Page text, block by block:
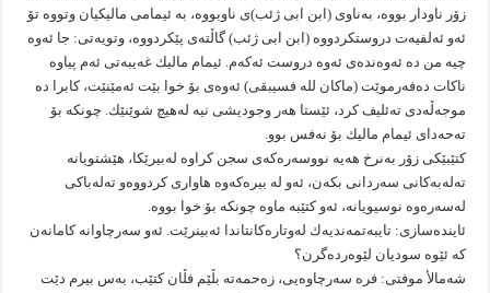
زۆر ناودار بووه‌، به‌ناوى (ابن ابی ژئب)ى ناوبووه‌، به‌ ئیمامى مالیكیان وتووه‌ تۆ
ئه‌و ئه‌لفیه‌ت دروستكردووه‌ (ابن ابی ژئب) گاڵته‌ى پێكردووه‌، وتویه‌تى: جا ئه‌وه‌
چیه‌ من ده‌ ئه‌وه‌نده‌ى ئه‌وه‌ دروست ئه‌كه‌م. ئیمام مالیك غه‌یبه‌تى ئه‌م پیاوه‌
ناكات ده‌فه‌رموێت (ماكان لله فسیبقى) ئه‌وه‌ى بۆ خوا بێت ئه‌مێنێت، كابرا ده‌
موجه‌ڵه‌دى ته‌ئلیف كرد، ئێستا هه‌ر وجودیشى نیه‌ له‌هیچ شوێنێك. چونكه‌ بۆ
ته‌حه‌داى ئیمام مالیك بۆ نه‌فس بوو.
كتێبێكى زۆر به‌نرخ هه‌یه‌ نووسه‌ره‌كه‌ى سجن كراوه‌ له‌بیرێكا، هێشتویانه‌
ته‌له‌به‌كانى سه‌ردانى بكه‌ن، ئه‌و له‌ بیره‌كه‌وه‌ هاوارى كردووه‌و ته‌له‌باكى
له‌سه‌ره‌وه‌ نوسیویانه‌، ئه‌و كتێبه‌ ماوه‌ چونكه‌ بۆ خوا بووه‌.
ئاینده‌سازى: تایبه‌تمه‌ندیه‌ك له‌وتاره‌كانتاندا ئه‌بینرێت. ئه‌و سه‌رچاوانه‌ كامانه‌ن
كه‌ ئێوه‌ سودیان لێوه‌رده‌گرن؟
شه‌مالأ موفتى: فره‌ سه‌رچاوه‌یی، زه‌حمه‌ته‌ بڵێم فڵان كتێب، به‌س بیرم دێت